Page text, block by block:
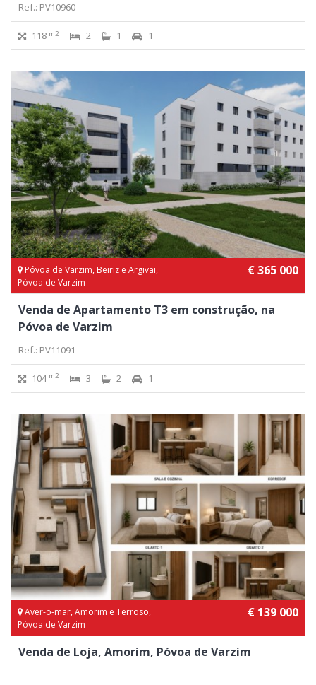
Ref.: PV10960
118 m2 2 1 1
Póvoa de Varzim, Beiriz e Argivai,
Póvoa de Varzim
€ 365 000
Venda de Apartamento T3 em construção, na
Póvoa de Varzim
Ref.: PV11091
104 m2 3 2 1
Aver-o-mar, Amorim e Terroso,
Póvoa de Varzim
€ 139 000
Venda de Loja, Amorim, Póvoa de Varzim